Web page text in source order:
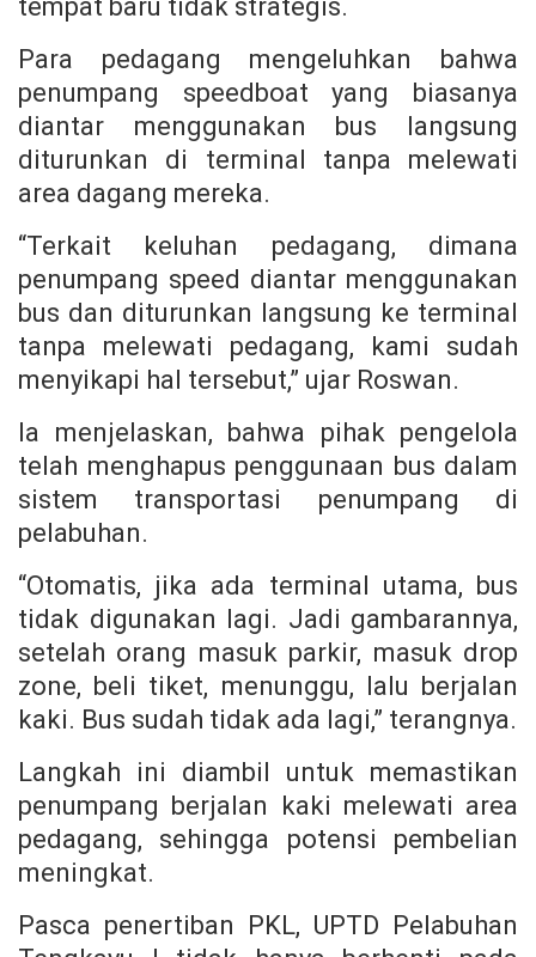
tempat baru tidak strategis.
Para pedagang mengeluhkan bahwa
penumpang speedboat yang biasanya
diantar menggunakan bus langsung
diturunkan di terminal tanpa melewati
area dagang mereka.
“Terkait keluhan pedagang, dimana
penumpang speed diantar menggunakan
bus dan diturunkan langsung ke terminal
tanpa melewati pedagang, kami sudah
menyikapi hal tersebut,” ujar Roswan.
Ia menjelaskan, bahwa pihak pengelola
telah menghapus penggunaan bus dalam
sistem transportasi penumpang di
pelabuhan.
“Otomatis, jika ada terminal utama, bus
tidak digunakan lagi. Jadi gambarannya,
setelah orang masuk parkir, masuk drop
zone, beli tiket, menunggu, lalu berjalan
kaki. Bus sudah tidak ada lagi,” terangnya.
Langkah ini diambil untuk memastikan
penumpang berjalan kaki melewati area
pedagang, sehingga potensi pembelian
meningkat.
Pasca penertiban PKL, UPTD Pelabuhan